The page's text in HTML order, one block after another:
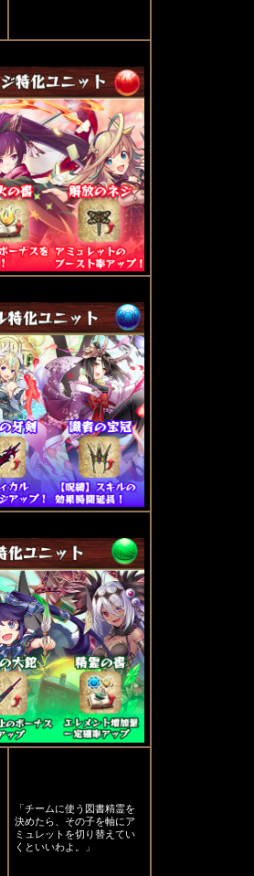
「チームに使う図書精霊を
決めたら、その子を軸にア
ミュレットを切り替えてい
くといいわよ。」